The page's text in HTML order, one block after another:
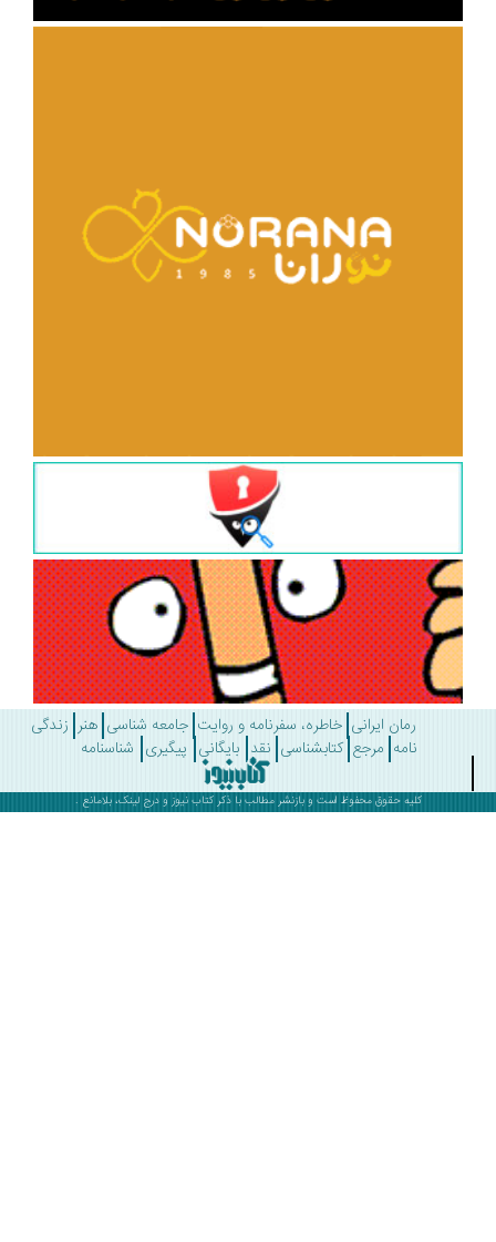
رمان ایرانی خاطره، سفرنامه و روایت جامعه شناسی هنر زندگی
مرجع کتابشناسی نقد بایگانی پیگیری شناسنامه
کلیه حقوق محفوظ است و بازنشر مطالب با ذکرکتاب نیوز و درج لینک، بلامانع .